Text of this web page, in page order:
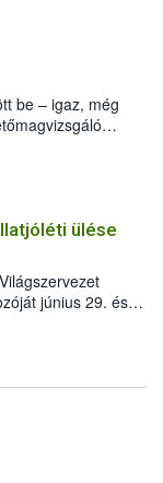
be – igaz, még
Győző által
ülése
június 29. és
Felelős
biztonsági
volt az európai
jólétének